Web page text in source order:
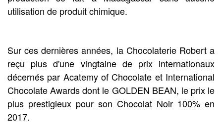
utilisation de produit chimique.
Sur ces dernières années, la Chocolaterie Robert a
reçu plus d'une vingtaine de prix internationaux
décernés par Acatemy of Chocolate et International
Chocolate Awards dont le GOLDEN BEAN, le prix le
plus prestigieux pour son Chocolat Noir 100% en
2017.